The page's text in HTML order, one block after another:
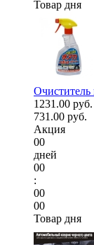
Товар дня
Очиститель
1231.00 руб.
731.00 руб.
Акция
00
дней
00
:
00
00
Товар дня